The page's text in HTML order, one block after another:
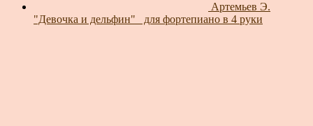
Артемьев Э.
"Девочка и дельфин"_ для фортепиано в 4 руки